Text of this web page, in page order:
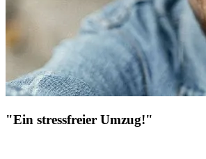
"Ein stressfreier Umzug!"